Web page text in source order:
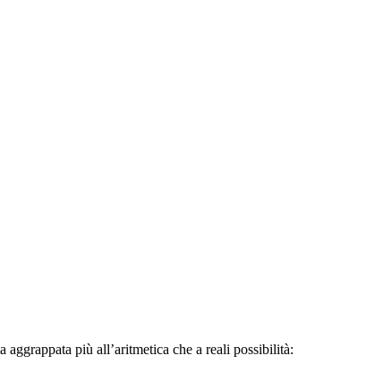
più all’aritmetica che a reali possibilità: